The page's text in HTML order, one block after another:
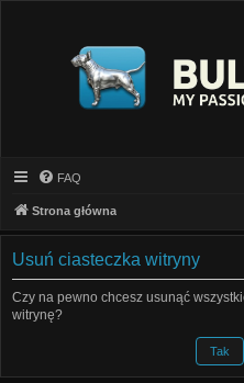
FAQ
Strona główna
Usuń ciasteczka witryny
Czy na pewno chcesz usunąć
witrynę?